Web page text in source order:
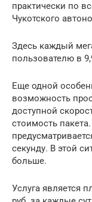
практически по
Чукотского
Здесь каждый
пользователю в
Еще одной
возможность
доступной
стоимость пакета.
секунду. В этой
больше.
Услуга является